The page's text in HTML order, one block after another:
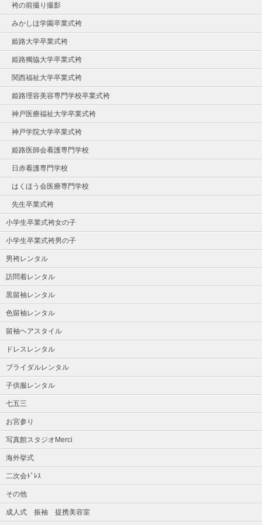
袴の前撮り撮影
みかしほ学園卒業式袴
姫路大学卒業式袴
姫路獨協大学卒業式袴
関西福祉大学卒業式袴
姫路理容美容専門学校卒業式袴
神戸医療福祉大学卒業式袴
神戸学院大学卒業式袴
姫路医師会看護専門学校
日赤看護専門学校
はくほう会医療専門学校
先生卒業式袴
小学生卒業式袴女の子
小学生卒業式袴男の子
男袴レンタル
訪問着レンタル
黒留袖レンタル
色留袖レンタル
留袖ヘアスタイル
ドレスレンタル
ブライダルレンタル
子供服レンタル
七五三
お宮参り
写真館スタジオMerci
海外挙式
二次会ﾄﾞﾚｽ
その他
成人式 振袖 提携美容室